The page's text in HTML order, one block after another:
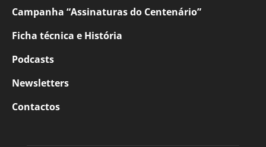
Campanha “Assinaturas do Centenário”
Ficha técnica e História
Podcasts
Newsletters
Contactos